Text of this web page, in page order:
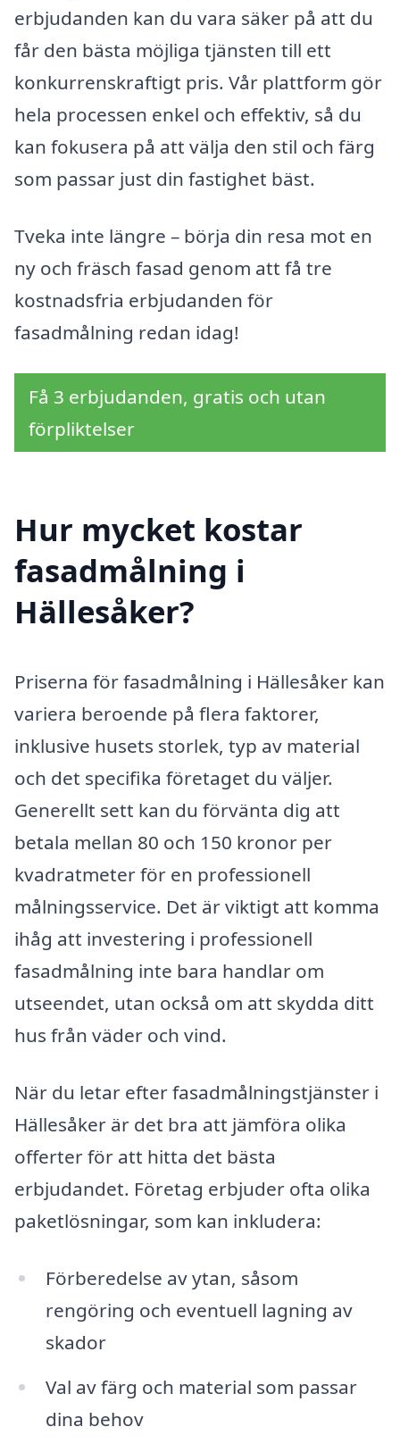
erbjudanden kan du vara säker på att du
får den bästa möjliga tjänsten till ett
konkurrenskraftigt pris. Vår plattform gör
hela processen enkel och effektiv, så du
kan fokusera på att välja den stil och färg
som passar just din fastighet bäst.
Tveka inte längre – börja din resa mot en
ny och fräsch fasad genom att få tre
kostnadsfria erbjudanden för
fasadmålning redan idag!
Få 3 erbjudanden, gratis och utan
förpliktelser
Hur mycket kostar
fasadmålning i
Hällesåker?
Priserna för fasadmålning i Hällesåker kan
variera beroende på flera faktorer,
inklusive husets storlek, typ av material
och det specifika företaget du väljer.
Generellt sett kan du förvänta dig att
betala mellan 80 och 150 kronor per
kvadratmeter för en professionell
målningsservice. Det är viktigt att komma
ihåg att investering i professionell
fasadmålning inte bara handlar om
utseendet, utan också om att skydda ditt
hus från väder och vind.
När du letar efter fasadmålningstjänster i
Hällesåker är det bra att jämföra olika
offerter för att hitta det bästa
erbjudandet. Företag erbjuder ofta olika
paketlösningar, som kan inkludera:
Förberedelse av ytan, såsom
rengöring och eventuell lagning av
skador
Val av färg och material som passar
dina behov